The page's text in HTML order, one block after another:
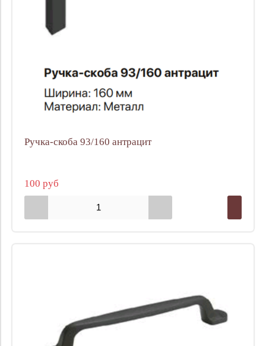
Ручка-скоба 93/160 антрацит
100 руб